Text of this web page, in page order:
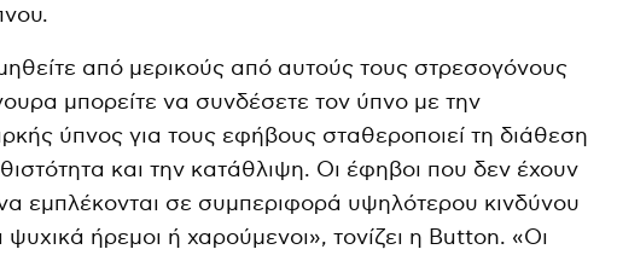
από μερικούς από αυτούς τους στρεσογόνους
μπορείτε να συνδέσετε τον ύπνο με την
ύπνος για τους εφήβους σταθεροποιεί τη διάθεση
και την κατάθλιψη. Οι έφηβοι που δεν έχουν
εμπλέκονται σε συμπεριφορά υψηλότερου κινδύνου
ήρεμοι ή χαρούμενοι», τονίζει η Button. «Οι